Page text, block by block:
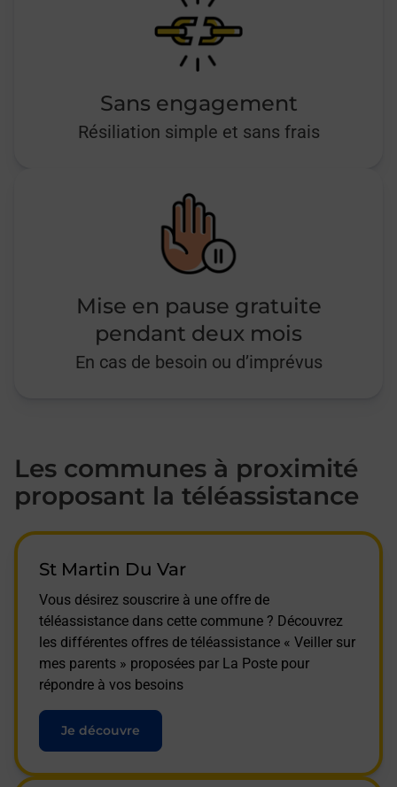
Sans engagement
Résiliation simple et sans frais
Mise en pause gratuite
pendant deux mois
En cas de besoin ou d’imprévus
Les communes à proximité
proposant la téléassistance
St Martin Du Var
Vous désirez souscrire à une offre de
téléassistance dans cette commune ? Découvrez
les différentes offres de téléassistance « Veiller sur
mes parents » proposées par La Poste pour
répondre à vos besoins
Je découvre